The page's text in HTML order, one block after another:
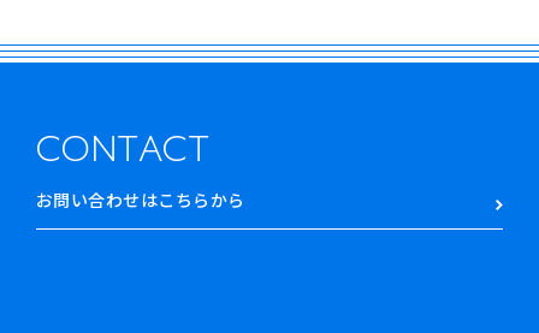
CONTACT
お問い合わせはこちらから